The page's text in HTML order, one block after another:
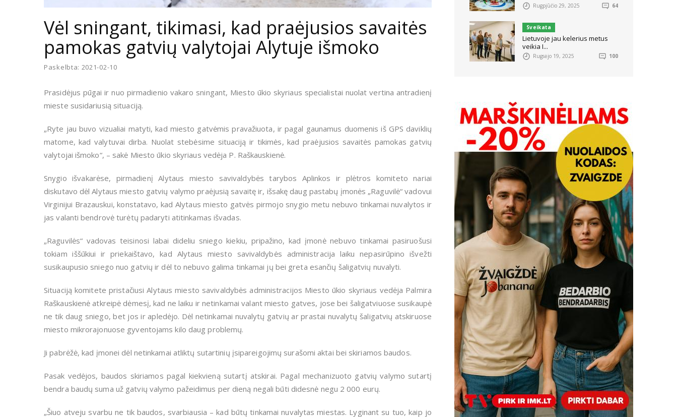
Vėl sningant, tikimasi, kad praėjusios savaitės
pamokas gatvių valytojai Alytuje išmoko
Paskelbta: 2021-02-10
Prasidėjus pūgai ir nuo pirmadienio vakaro sningant, Miesto ūkio skyriaus specialistai nuolat vertina antradienį
mieste susidariusią situaciją.
„Ryte jau buvo vizualiai matyti, kad miesto gatvėmis pravažiuota, ir pagal gaunamus duomenis iš GPS daviklių
matome, kad valytuvai dirba. Nuolat stebėsime situaciją ir tikimės, kad praėjusios savaitės pamokas gatvių
valytojai išmoko“, – sakė Miesto ūkio skyriaus vedėja P. Raškauskienė.
Snygio išvakarėse, pirmadienį Alytaus miesto savivaldybės tarybos Aplinkos ir plėtros komiteto nariai
diskutavo dėl Alytaus miesto gatvių valymo praėjusią savaitę ir, išsakę daug pastabų įmonės „Raguvilė“ vadovui
Virginijui Brazauskui, konstatavo, kad Alytaus miesto gatvės pirmojo snygio metu nebuvo tinkamai nuvalytos ir
jas valanti bendrovė turėtų padaryti atitinkamas išvadas.
„Raguvilės“ vadovas teisinosi labai dideliu sniego kiekiu, pripažino, kad įmonė nebuvo tinkamai pasiruošusi
tokiam iššūkiui ir priekaištavo, kad Alytaus miesto savivaldybės administracija laiku nepasirūpino išvežti
susikaupusio sniego nuo gatvių ir dėl to nebuvo galima tinkamai jų bei greta esančių šaligatvių nuvalyti.
Situaciją komitete pristačiusi Alytaus miesto savivaldybės administracijos Miesto ūkio skyriaus vedėja Palmira
Raškauskienė atkreipė dėmesį, kad ne laiku ir netinkamai valant miesto gatves, jose bei šaligatviuose susikaupė
ne tik daug sniego, bet jos ir apledėjo. Dėl netinkamai nuvalytų gatvių ar prastai nuvalytų šaligatvių atskiruose
miesto mikrorajonuose gyventojams kilo daug problemų.
Ji pabrėžė, kad įmonei dėl netinkamai atliktų sutartinių įsipareigojimų surašomi aktai bei skiriamos baudos.
Pasak vedėjos, baudos skiriamos pagal kiekvieną sutartį atskirai. Pagal mechanizuoto gatvių valymo sutartį
bendra baudų suma už gatvių valymo pažeidimus per dieną negali būti didesnė negu 2 000 eurų.
„Šiuo atveju svarbu ne tik baudos, svarbiausia – kad būtų tinkamai nuvalytas miestas. Lyginant su tuo, kaip jo
Rugpjūčio 29, 2025 64
Sveikata
Lietuvoje jau kelerius metus
veikia I...
Rugsėjo 19, 2025 100